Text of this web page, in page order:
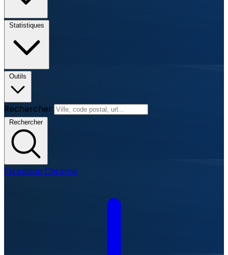
Statistiques
Outils
Rechercher
Rechercher
Extension Chrome